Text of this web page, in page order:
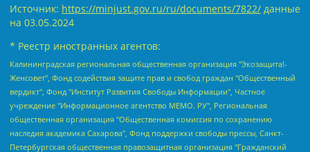
Источник: https://minjust.gov.ru/ru/documents/7822/ данные
на 03.05.2024
* Реестр иностранных агентов:
Калининградская региональная общественная организация "Экозащита!-Женсовет", Фонд содействия защите прав и свобод граждан "Общественный вердикт", Фонд "Институт Развития Свободы Информации", Частное учреждение "Информационное агентство МЕМО. РУ", Региональная общественная организация "Общественная комиссия по сохранению наследия академика Сахарова", Фонд поддержки свободы прессы, Санкт-Петербургская общественная правозащитная организация "Гражданский контроль", Межрегиональная общественная организация "Информационно-просветительский центр "Мемориал", Региональный Фонд "Центр Защиты Прав Средств Массовой Информации", с 05.12.2023 Фонд "Центр Защиты Прав Средств массовой информации", Региональная общественная благотворительная организация помощи беженцам и мигрантам "Гражданское содействие", Негосударственное образовательное учреждение дополнительного профессионального образования (повышение квалификации) специалистов "АКАДЕМИЯ ПО ПРАВАМ ЧЕЛОВЕКА", Свердловская региональная общественная организация "Сутяжник", Автономная некоммерческая организация "Центр независимых социологических исследований", Союз общественных объединений "Российский исследовательский центр по правам человека", Региональное общественное учреждение научно-информационный центр "МЕМОРИАЛ", Некоммерческая организация "Фонд защиты гласности", Автономная некоммерческая организация "Институт прав человека", Городская общественная организация "Екатеринбургское общество "МЕМОРИАЛ", Городская общественная организация "Рязанское историко-просветительское и правозащитное общество "Мемориал" (Рязанский Мемориал), Челябинский региональный орган общественной самодеятельности – женское общественное объединение "Женщины Евразии", Челябинский региональный орган общественной самодеятельности "Уральская правозащитная группа", Фонд содействия защите здоровья и социальной справедливости имени Андрея Рылькова, Автономная Некоммерческая Организация "Аналитический Центр Юрия Левады", Автономная некоммерческая организация социальной поддержки населения "Проект Апрель", Региональная общественная организация помощи женщинам и детям, находящимся в кризисной ситуации "Информационно-методический центр "Анна", Фонд содействия развитию массовых коммуникаций и правовому просвещению "Так-так-Так", Фонд содействия устойчивому развитию "Серебряная тайга", Свердловский региональный общественный фонд социальных проектов "Новое время", "Idel.Реалии", Кавказ.Реалии, Крым.Реалии, Телеканал Настоящее Время, Татаро-башкирская служба Радио Свобода (Azatliq Radiosi), Радио Свободная Европа/Радио Свобода (PCE/PC), "Сибирь.Реалии", "Фактограф", Благотворительный фонд помощи осужденным и их семьям, Автономная некоммерческая организация "Институт глобализации и социальных движений", Фонд "В защиту прав заключенных", Частное учреждение "Центр поддержки и содействия развитию средств массовой информации", Пензенский региональный общественный благотворительный фонд "Гражданский союз", "Север.Реалии", Некоммерческая организация Фонд "Правовая инициатива", Общество с ограниченной ответственностью "Радио Свободная Европа/Радио Свобода", Чешское информационное агентство "MEDIUM-ORIENT", Красноярская региональная общественная организация "Мы против СПИДа", Камалягин Денис Николаевич, Маркелов Сергей Евгеньевич, Пономарев Лев Александрович, Савицкая Людмила Алексеевна, Автономная некоммерческая организация "Центр по работе с проблемой насилия "НАСИЛИЮ.НЕТ", Межрегиональный профессиональный союз работников здравоохранения "Альянс врачей", Юридическое лицо, зарегистрированное в Латвийской Республике, SIA "Medusa Project" (регистрационный номер 40103797863, дата регистрации 10.06.2014), Некоммерческая организация "Фонд по борьбе с коррупцией", Автономная некоммерческая организация "Институт права и публичной политики", Баданин Роман Сергеевич, Гликин Максим Александрович, Железнова Мария Михайловна, Лукьянова Юлия Сергеевна, Маетная Елизавета Витальевна, Маняхин Петр Борисович, Чуракова Ольга Владимировна, Ярош Юлия Петровна, Юридическое лицо "The Insider SIA", зарегистрированное в Риге, Латвийская Республика (дата регистрации 26.06.2015), являющееся администратором доменного имени интернет-издания "The Insider SIA", https://theins.ru, Постернак Алексей Евгеньевич, Рубин Михаил Аркадьевич, Анин Роман Александрович, Юридическое лицо Istories fonds, зарегистрированное в Латвийской Республике (регистрационный номер 50008295751, дата регистрации 24.02.2020), Великовский Дмитрий Александрович, Долинина Ирина Николаевна, Мароховская Алеся Алексеевна, Шлейнов Роман Юрьевич, Шмагун Олеся Валентиновна, Общество с ограниченной ответственностью "Альтаир 2021", Общество с ограниченной ответственностью "Вега 2021", Общество с ограниченной ответственностью "Главный редактор 2021", Общество с ограниченной ответственностью "Ромашки монолит", Важенков Артем Валерьевич, Ивановская областная общественная организация "Центр гендерных исследований", Гурман Юрий Альбертович, Медиапроект "ОВД-Инфо", Егоров Владимир Владимирович, Жилинский Владимир Александрович, Общество с ограниченной ответственностью "ЗП", Иванова София Юрьевна, Карезина Инна Павловна, Кильтау Екатерина Викторовна, Петров Алексей Викторович, Пискунов Сергей Евгеньевич, Смирнов Сергей Сергеевич, Тихонов Михаил Сергеевич, Общество с ограниченной ответственностью "ЖУРНАЛИСТ-ИНОСТРАННЫЙ АГЕНТ", Арапова Галина Юрьевна, Вольтская Татьяна Анатольевна, Американская компания "Mason G.E.S. Anonymous Foundation" (США), являющаяся владельцем интернет-издания https://mnews.world/, Компания "Stichting Bellingcat", зарегистрированная в Нидерландах (дата регистрации 11.07.2018), Захаров Андрей Вячеславович, Клепиковская Екатерина Дмитриевна, Общество с ограниченной ответственностью "МЕМО", Перл Роман Александрович, Симонов Евгений Алексеевич, Соловьева Елена Анатольевна, Сотников Даниил Владимирович, Сурначева Елизавета Дмитриевна, Автономная некоммерческая организация по защите прав человека и информированию населения "Якутия – Наше Мнение", Общество с ограниченной ответственностью "Москоу диджитал медиа", с 26.01.2023 Общество с ограниченной ответственностью "Чайка Белые сады", Ветошкина Валерия Валерьевна, Заговора Максим Александрович, Межрегиональное общественное движение "Российская ЛГБТ - сеть", Оленичев Максим Владимирович, Павлов Иван Юрьевич, Скворцова Елена Сергеевна, Общество с ограниченной ответственностью "Как бы инагент", Кочетков Игорь Викторович, Общество с ограниченной ответственностью "Честные выборы", Еланчик Олег Александрович, Общество с ограниченной ответственностью "Нобелевский призыв", Гималова Регина Эмилевна, Григорьев Андрей Валерьевич, Григорьева Алина Александровна, Ассоциация по содействию защите прав призывников, альтернативнослужащих и военнослужащих "Правозащитная группа "Гражданин.Армия.Право", Хисамова Регина Фаритовна, Автономная некоммерческая организация по реализации социально-правовых программ "Лилит", Дальневосточное общественное движение "Маяк", Санкт-Петербургская ЛГБТ-инициативная группа "Выход", Инициативная группа ЛГБТ+ "Реверс", Алексеев Андрей Викторович, Бекбулатова Таисия Львовна, Беляев Иван Михайлович, Владыкина Елена Сергеевна, Гельман Марат Александрович, Никульшина Вероника Юрьевна, Толоконникова Надежда Андреевна, Шендерович Виктор Анатольевич, Общество с ограниченной ответственностью "Данное сообщение", Общество с ограниченной ответственностью Издательский дом "Новая глава", Айнбиндер Александра Александровна, Московский комьюнити-центр для ЛГБТ+инициатив, Благотворительный фонд развития филантропии, Deutsche Welle (Германия, Kurt-Schumacher-Strasse 3, 53113 Bonn), Борзунова Мария Михайловна, Воробьев Виктор Викторович, Голубева Анна Львовна, Константинова Алла Михайловна, Малкова Ирина Владимировна, Мурадов Мурад Абдулгалимович, Осетинская Елизавета Николаевна, Понасенков Евгений Николаевич, Ганапольский Матвей Юрьевич, Киселев Евгений Алексеевич, Борухович Ирина Григорьевна, Дремин Иван Тимофеевич, Дубровский Дмитрий Викторович, Красноярская региональная общественная организация поддержки и развития альтернативных образовательных технологий и межкультурных коммуникаций "ИНТЕРРА", Маяковская Екатерина Алексеевна, Фейгин Марк Захарович, Филимонов Андрей Викторович, Дзугкоева Регина Николаевна, Доброхотов Роман Александрович, Дудь Юрий Александрович, Елкин Сергей Владимирович, Кругликов Кирилл Игоревич, Сабунаева Мария Леонидовна, Семенов Алексей Владимирович, Шаинян Карен Багратович, Шульман Екатерина Михайловна, Асафьев Артур Валерьевич, Вахштайн Виктор Семенович, Венедиктов Алексей Алексеевич, Лушникова Екатерина Евгеньевна, Волков Леонид Михайлович, Невзоров Александр Глебович, Пархоменко Сергей Борисович, Сироткин Ярослав Николаевич, Кара-Мурза Владимир Владимирович, Баранова Наталья Владимировна, Гозман Леонид Яковлевич, Кагарлицкий Борис Юльевич, Климарев Михаил Валерьевич, Милов Владимир Станиславович, Автономная некоммерческая организация Краснодарский центр современного искусства "Типография", Моргенштерн Алишер Тагирович, Соболь Любовь Эдуардовна, Общество с ограниченной ответственностью "ЛИЗА НОРМ", Каспаров Гарри Кимович, Ходорковский Михаил Борисович, Общество с ограниченной ответственностью "Апрельские тезисы", Данилович Ирина Брониславовна, Кашин Олег Владимирович, Петров Николай Владимирович, Пивоваров Алексей Владимирович, Соколов Михаил Владимирович, Цветкова Юлия Владимировна, Чичваркин Евгений Александрович, Комитет против пыток/Команда против пыток, Общество с ограниченной ответственностью "Первый научный", Общество с ограниченной ответственностью "Вертолет и ко", Белоцерковская Вероника Борисовна, Кац Максим Евгеньевич, Лазарева Татьяна Юрьевна, Шаведдинов Руслан Табризович, Яшин Илья Валерьевич, Общество с ограниченной ответственностью "Иноагент ААВ", Алешковский Дмитрий Петрович, Альбац Евгения Марковна, Быков Дмитрий Львович, Галямина Юлия Евгеньевна, Лойко Сергей Леонидович, Мартынов Кирилл Константинович, Медведев Сергей Александрович, Крашенинников Федор Геннадиевич, Гордеева Катерина Вл